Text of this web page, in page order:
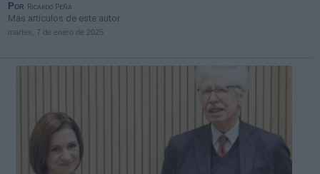
Por Ricardo Peña
Más artículos de este autor
martes, 7 de enero de 2025